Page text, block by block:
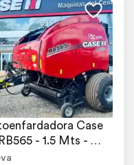
Case
- 1.5 Mts -